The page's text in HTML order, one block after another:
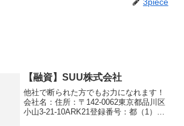
3piece
【融資】SUU株式会社
他社で断られた方でもお力になれます！
会社名：住所：〒142-0062東京都品川区
小山3-21-10ARK21登録番号：都（1）